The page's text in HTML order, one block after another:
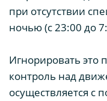
при отсутствии
ночью (с 23:00 до
Игнорировать это
контроль над
осуществляется с